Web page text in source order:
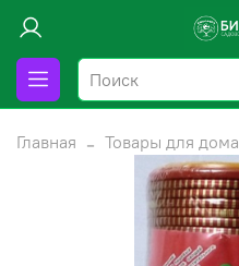
Главная Товары для дома